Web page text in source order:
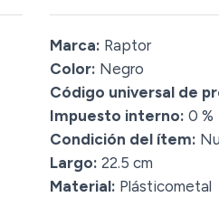
Marca: Raptor
Color: Negro
Código universal de
Impuesto interno: 0 %
Condición del ítem:
Largo: 22.5 cm
Material: Plásticometal